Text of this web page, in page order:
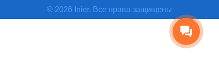
© 2026 Inier. Все права защищены